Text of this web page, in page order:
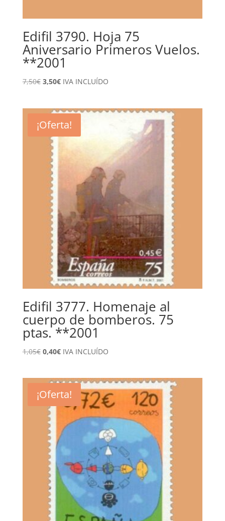
Edifil 3790. Hoja 75
Aniversario Primeros Vuelos.
**2001
7,50€ El
era:
7,50€.
3,50€El
es:
3,50€.
IVA INCLUÍDO
¡Oferta!
Edifil 3777. Homenaje al
cuerpo de bomberos. 75
ptas. **2001
1,05€ El
era:
1,05€.
0,40€El
es:
0,40€.
IVA INCLUÍDO
¡Oferta!